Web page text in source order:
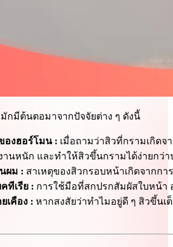
กมีต้นตอมาจากปัจจัยต่าง ๆ ดังนี้
องฮอร์โมน : เมื่อถามว่าสิวที่กรามเกิดจ
นหนัก และทำให้สิวขึ้นกรามได้ง่ายกว่า
ผม : สาเหตุของสิวกรอบหน้าเกิดจากก
ทีเรีย : การใช้มือที่สกปรกสัมผัสใบหน้า
เคือง : หากสงสัยว่าทำไมอยู่ดี ๆ สิวขึ้นเ